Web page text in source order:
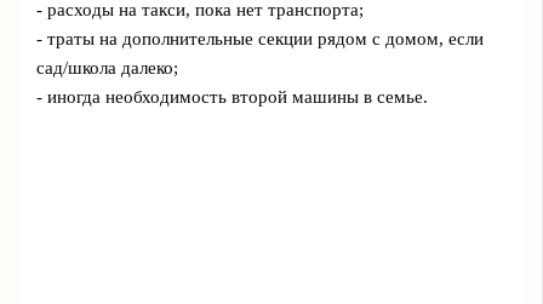
- расходы на такси, пока нет транспорта;
- траты на дополнительные секции рядом с домом, если
сад/школа далеко;
- иногда необходимость второй машины в семье.